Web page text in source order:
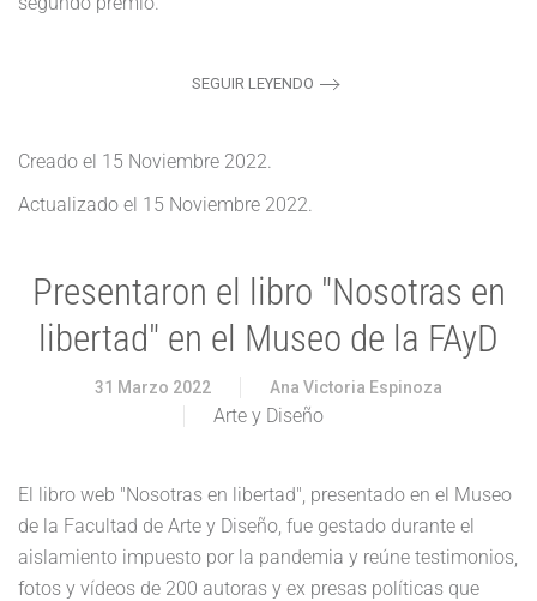
SEGUIR LEYENDO
Creado el 15 Noviembre 2022.
Actualizado el 15 Noviembre 2022.
Presentaron el libro "Nosotras en
libertad" en el Museo de la FAyD
31 Marzo 2022 Ana Victoria Espinoza
Arte y Diseño
El libro web "Nosotras en libertad", presentado en el Museo
de la Facultad de Arte y Diseño, fue gestado durante el
aislamiento impuesto por la pandemia y reúne testimonios,
fotos y vídeos de 200 autoras y ex presas políticas que